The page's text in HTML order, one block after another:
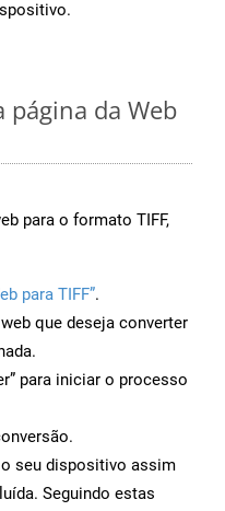
da Web
para o formato TIFF,
para TIFF”.
que deseja converter
para iniciar o processo
o seu dispositivo assim
Seguindo estas